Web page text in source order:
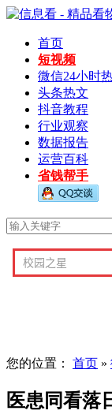
首页
短视频
微信24小时
头条热文
抖音教程
行业观察
数据报告
运营百科
省钱帮手
您的位置： 首页 »
医患同看落